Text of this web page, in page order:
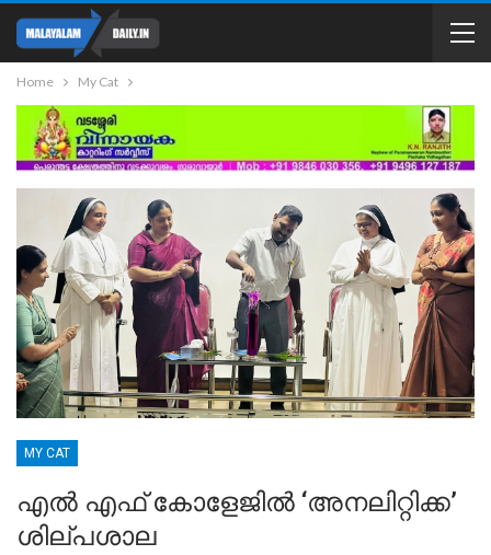
Home My Cat
MY CAT
എൽ എഫ് കോളേജിൽ ‘അനലിറ്റിക്ക’
ശില്പശാല